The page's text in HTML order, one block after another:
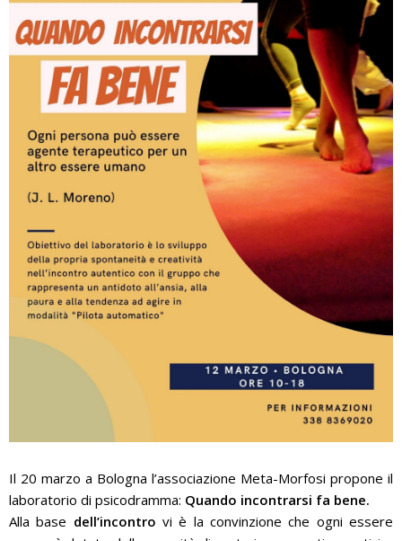
Il 20 marzo a Bologna l’associazione Meta-Morfosi propone il
laboratorio di psicodramma: Quando incontrarsi fa bene.
Alla base dell’incontro vi è la convinzione che ogni essere